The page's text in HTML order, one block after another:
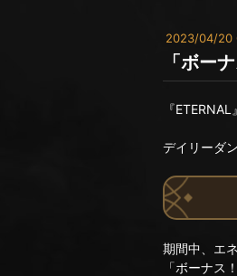
2023/04/20
「ボー
『
デイリーダ
期間中、エ
「ボーナス